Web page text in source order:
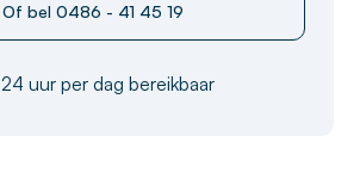
Of bel 0486 - 41 45 19
24 uur per dag bereikbaar